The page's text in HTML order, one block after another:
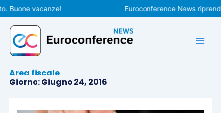
Vai
al
contenuto
vacanze! Euroconference News
Area fiscale
Giorno: Giugno 24, 2016